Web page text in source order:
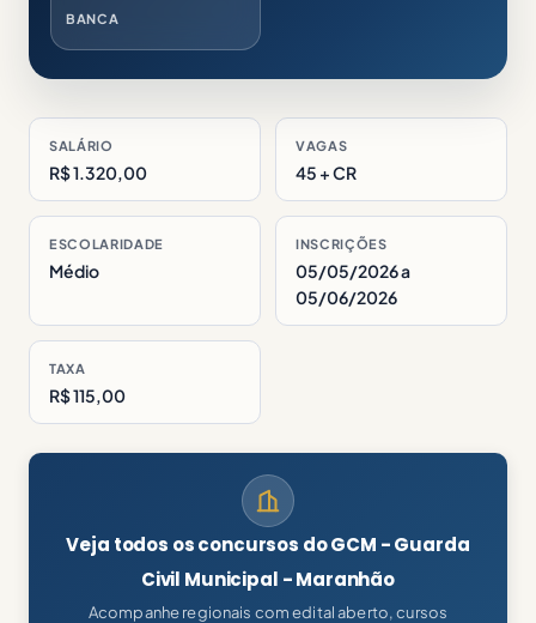
BANCA
SALÁRIO
R$ 1.320,00
VAGAS
45 + CR
ESCOLARIDADE
Médio
INSCRIÇÕES
05/05/2026 a
05/06/2026
TAXA
R$ 115,00
Veja todos os concursos do GCM - Guarda
Civil Municipal - Maranhão
Acompanhe regionais com edital aberto, cursos